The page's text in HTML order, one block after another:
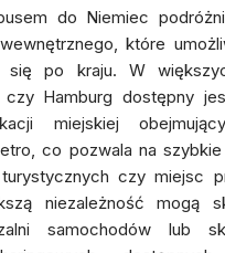
do Niemiec
które
się po kraju. W
Hamburg dostępny
miejskiej
co pozwala na
czy miejsc
niezależność mogą
samochodów lub